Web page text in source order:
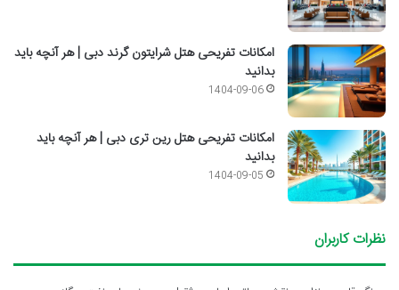
امکانات تفریحی هتل شرایتون گرند دبی | هر آنچه باید
بدانید
1404-09-06
امکانات تفریحی هتل رین تری دبی | هر آنچه باید
بدانید
1404-09-05
نظرات کاربران